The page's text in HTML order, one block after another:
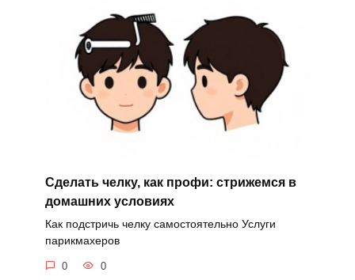
Сделать челку, как профи: стрижемся в
домашних условиях
Как подстричь челку самостоятельно Услуги
парикмахеров
0 0